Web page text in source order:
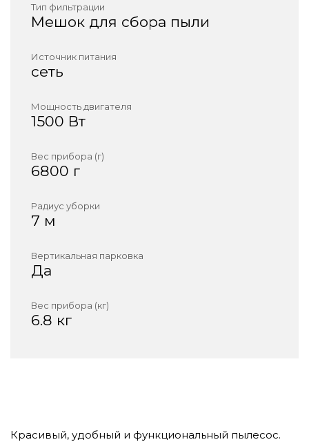
Тип фильтрации
Мешок для сбора пыли
Источник питания
сеть
Мощность двигателя
1500 Вт
Вес прибора (г)
6800 г
Радиус уборки
7 м
Вертикальная парковка
Да
Вес прибора (кг)
6.8 кг
Красивый, удобный и функциональный пылесос.